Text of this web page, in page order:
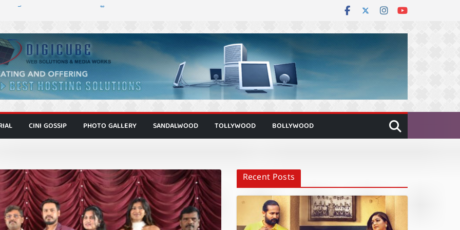
ಮಿತ್ರ ಅಭಿನಯದ “ಮಹಾನ್” ಫಸ್ಟ್ ಲುಕ್
– ಮೇಘನಾರಾಜ್ ಅಭಿನಯದ “ಅಮರ್ಥ” ಚಿತ್ರ
ಅಜೇಯಂ” ಹಾಡಿದ ದೃಶ್ಯ ವೈಭವ
ಅಭಿನಯದ ‘ಬಾಸ್’ ಚಿತ್ರ ತೆರೆಗೆ
CINI GOSSIP PHOTO GALLERY SANDALWOOD TOLLYWOOD BOLLYWOOD
Recent Posts